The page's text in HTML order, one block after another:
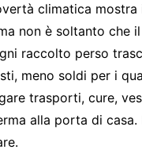
climatica
non è soltanto che
raccolto perso
meno soldi per i
trasporti, cure,
alla porta di casa.